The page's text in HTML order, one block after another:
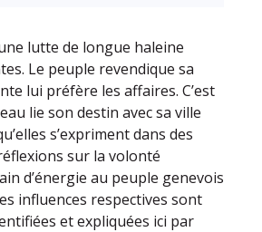
lutte de longue haleine
Le peuple revendique sa
lui préfère les affaires. C’est
lie son destin avec sa ville
s’expriment dans des
sur la volonté
d’énergie au peuple genevois
influences respectives sont
et expliquées ici par